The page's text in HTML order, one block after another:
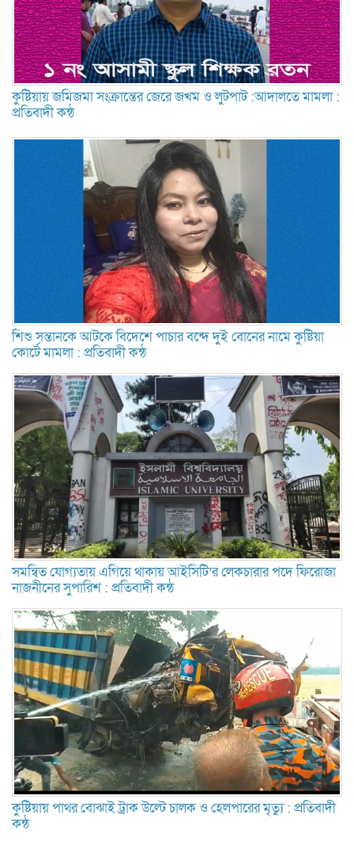
কুষ্টিয়ায় জমিজমা সংক্রান্তের জেরে জখম ও লুটপাট :আদালতে মামলা :
প্রতিবাদী কন্ঠ
শিশু সন্তানকে আটকে বিদেশে পাচার বন্দে দুই বোনের নামে কুষ্টিয়া
কোর্টে মামলা : প্রতিবাদী কন্ঠ
সমন্বিত যোগ্যতায় এগিয়ে থাকায় আইসিটি’র লেকচারার পদে ফিরোজা
নাজনীনের সুপারিশ : প্রতিবাদী কন্ঠ
কুষ্টিয়ায় পাথর বোঝাই ট্রাক উল্টে চালক ও হেলপারের মৃত্যু : প্রতিবাদী
কন্ঠ